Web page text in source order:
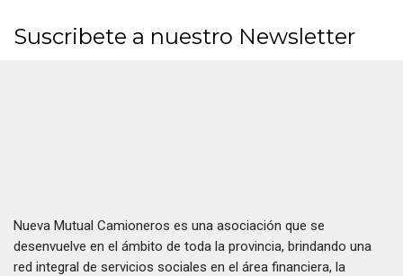
Suscribete a nuestro Newsletter
Nueva Mutual Camioneros es una asociación que se
desenvuelve en el ámbito de toda la provincia, brindando una
red integral de servicios sociales en el área financiera, la